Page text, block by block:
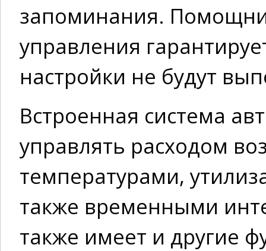
запоминания.
управления
настройки не будут
Встроенная система
управлять расходом
температурами,
также временными
также имеет и другие